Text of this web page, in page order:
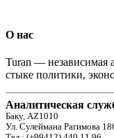
О нас
Turan — независимая
стыке политики,
Аналитическая
Баку, AZ1010
Ул. Сулеймана Рагимова